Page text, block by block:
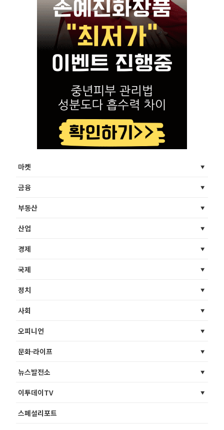
마켓
금융
부동산
산업
경제
국제
정치
사회
오피니언
문화·라이프
뉴스발전소
이투데이TV
스페셜리포트